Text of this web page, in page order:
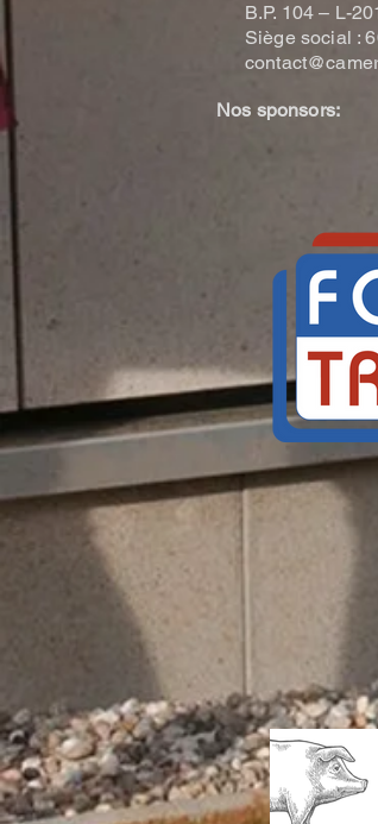
B.P. 104 – L-
Siège social :
Nos sponsors: